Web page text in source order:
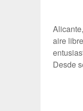
aire
Desde